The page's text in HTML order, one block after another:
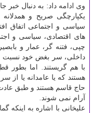
وی ادامه داد: به دنبال خبر
یكپارچگی صریح و
سیاسی و اجتماعی اتفاق
های اقتصادی، سیاسی و
چپی، فتنه گر، عمار و
داخلی، سر بغض خود نسبت به
با هم گریستند. اما بطور
هستند كه یا عامدانه یا از
حاج قاسم هستند و طبق عادت
آرام نمی شوند.
علیخانی با اشاره به اینكه